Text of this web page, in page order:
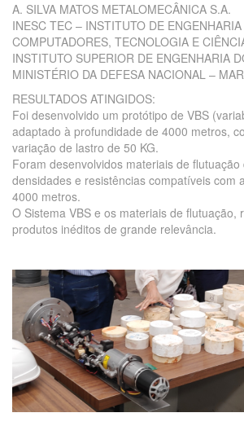
A. SILVA MATOS METALOMECÂNICA S.A.
INESC TEC – INSTITUTO DE
COMPUTADORES, TECNOLOGIA E
INSTITUTO SUPERIOR DE ENGENHARIA
MINISTÉRIO DA DEFESA NACIONAL –
RESULTADOS ATINGIDOS:
Foi desenvolvido um protótipo de VBS
adaptado à profundidade de 4000 metros,
variação de lastro de 50 KG.
Foram desenvolvidos materiais de flutuação
densidades e resistências compatíveis com
4000 metros.
O Sistema VBS e os materiais de flutuação,
produtos inéditos de grande relevância.